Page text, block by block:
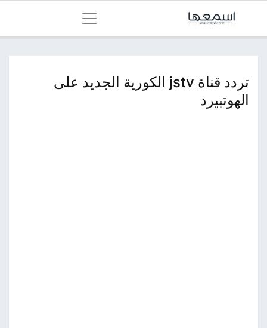
تردد قناة jstv الكورية الجديد على
الهوتبيرد